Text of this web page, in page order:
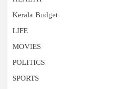
Kerala Budget
LIFE
MOVIES
POLITICS
SPORTS